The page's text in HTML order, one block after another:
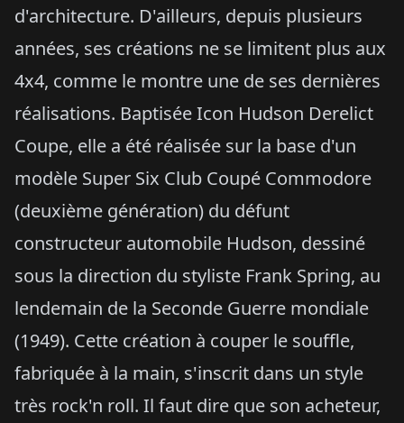
d'architecture. D'ailleurs, depuis plusieurs
années, ses créations ne se limitent plus aux
4x4, comme le montre une de ses dernières
réalisations. Baptisée Icon Hudson Derelict
Coupe, elle a été réalisée sur la base d'un
modèle Super Six Club Coupé Commodore
(deuxième génération) du défunt
constructeur automobile Hudson, dessiné
sous la direction du styliste Frank Spring, au
lendemain de la Seconde Guerre mondiale
(1949). Cette création à couper le souffle,
fabriquée à la main, s'inscrit dans un style
très rock'n roll. Il faut dire que son acheteur,